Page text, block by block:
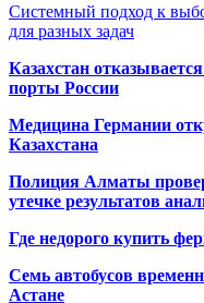
Системный подход к
для разных задач
Казахстан
порты России
Медицина Германии
Казахстана
Полиция Алматы
утечке результатов
Где недорого купить
Семь автобусов
Астане